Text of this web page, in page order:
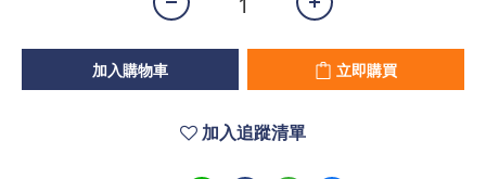
加入購物車 立即購買
加入追蹤清單